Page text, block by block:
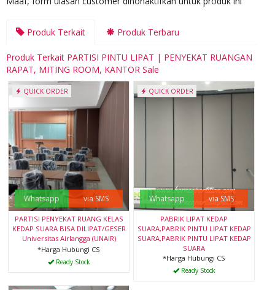
Produk Terkait Produk Terbaru
Produk Terkait PARTISI PINTU LIPAT | PENYEKAT RUANGAN
RAPAT, MITING ROOM, KANTOR Sale
QUICK ORDER
Whatsapp via SMS
PARTISI PENYEKAT RUANG KELAS
KEDAP SUARA BISA DILIPAT/GESER
Universitas Airlangga (UNAIR)
*Harga Hubungi CS
Ready Stock
QUICK ORDER
Whatsapp via SMS
PABRIK LIPAT KEDAP
SUARA,PABRIK PINTU LIPAT KEDAP
SUARA,PABRIK PINTU LIPAT KEDAP
SUARA
*Harga Hubungi CS
Ready Stock